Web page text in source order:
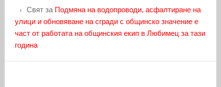
Святза Подмяна на водопроводи, асфалтиране на
улици и обновяване на сгради с общинско значение е
част от работата на общинския екип в Любимец за тази
година